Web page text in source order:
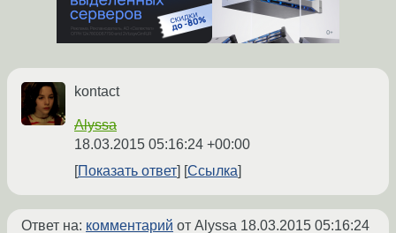
kontact
Alyssa
18.03.2015 05:16:24 +00:00
Показать ответ
Ссылка
Ответ на: комментарий от Alyssa 18.03.2015 05:16:24